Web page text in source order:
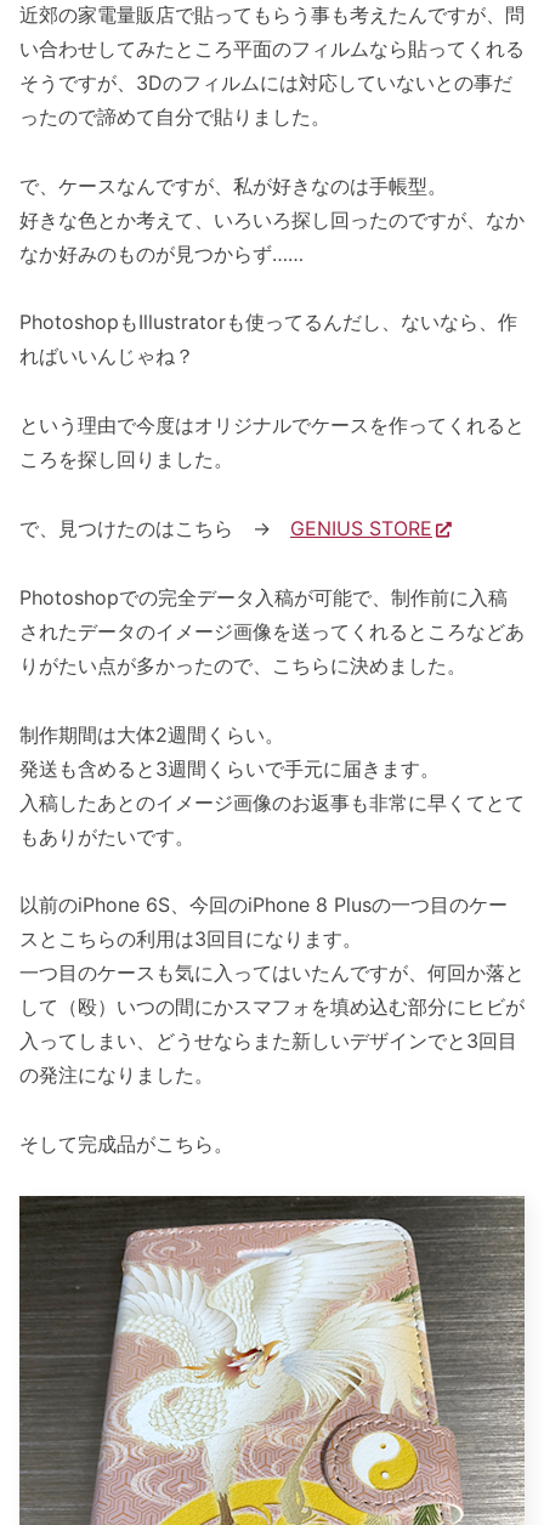
近郊の家電量販店で貼ってもらう事も考えたんですが、問
い合わせしてみたところ平面のフィルムなら貼ってくれる
そうですが、3Dのフィルムには対応していないとの事だ
ったので諦めて自分で貼りました。
で、ケースなんですが、私が好きなのは手帳型。
好きな色とか考えて、いろいろ探し回ったのですが、なか
なか好みのものが見つからず……
PhotoshopもIllustratorも使ってるんだし、ないなら、作
ればいいんじゃね？
という理由で今度はオリジナルでケースを作ってくれると
ころを探し回りました。
で、見つけたのはこちら → GENIUS STORE
Photoshopでの完全データ入稿が可能で、制作前に入稿
されたデータのイメージ画像を送ってくれるところなどあ
りがたい点が多かったので、こちらに決めました。
制作期間は大体2週間くらい。
発送も含めると3週間くらいで手元に届きます。
入稿したあとのイメージ画像のお返事も非常に早くてとて
もありがたいです。
以前のiPhone 6S、今回のiPhone 8 Plusの一つ目のケー
スとこちらの利用は3回目になります。
一つ目のケースも気に入ってはいたんですが、何回か落と
して（殴）いつの間にかスマフォを填め込む部分にヒビが
入ってしまい、どうせならまた新しいデザインでと3回目
の発注になりました。
そして完成品がこちら。